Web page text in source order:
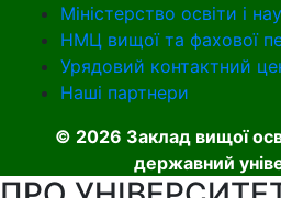
Міністерство освіти і
НМЦ вищої та фахової
Урядовий контактний
Наші партнери
© 2026 Заклад вищої
державний